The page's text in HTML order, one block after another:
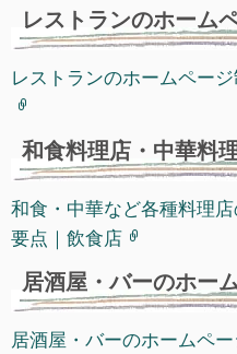
レストランのホーム
レストランのホームペー
和食料理店・中華料
和食・中華など各種料理
要点｜飲食店
居酒屋・バーのホー
居酒屋・バーのホームペ